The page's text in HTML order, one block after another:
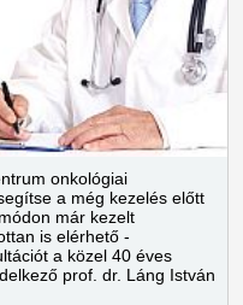
onkológiai
a még kezelés előtt
már kezelt
is elérhető -
a közel 40 éves
prof. dr. Láng István